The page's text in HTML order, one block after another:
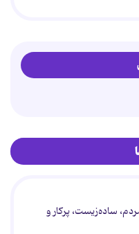
ساده‌زیست، پرکار و